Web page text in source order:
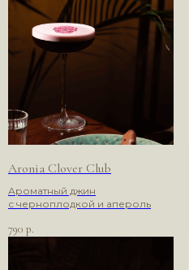
Aronia Clover Club
Ароматный джин
с черноплодкой и апероль
790 р.